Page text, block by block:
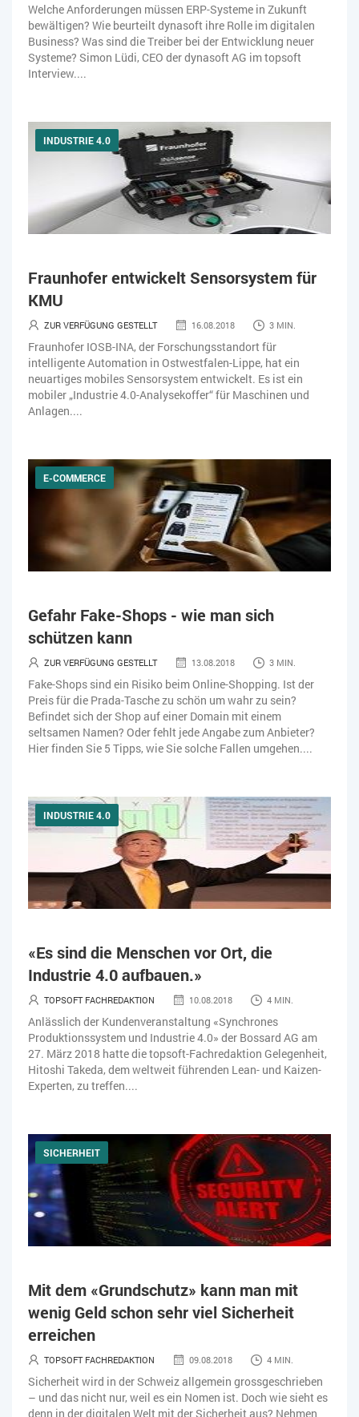
Welche Anforderungen müssen ERP-Systeme in Zukunft
bewältigen? Wie beurteilt dynasoft ihre Rolle im digitalen
Business? Was sind die Treiber bei der Entwicklung neuer
Systeme? Simon Lüdi, CEO der dynasoft AG im topsoft
Interview....
INDUSTRIE 4.0
Fraunhofer entwickelt Sensorsystem für
KMU
ZUR VERFÜGUNG GESTELLT 16.08.2018 3 MIN.
Fraunhofer IOSB-INA, der Forschungsstandort für
intelligente Automation in Ostwestfalen-Lippe, hat ein
neuartiges mobiles Sensorsystem entwickelt. Es ist ein
mobiler „Industrie 4.0-Analysekoffer“ für Maschinen und
Anlagen....
E-COMMERCE
Gefahr Fake-Shops - wie man sich
schützen kann
ZUR VERFÜGUNG GESTELLT 13.08.2018 3 MIN.
Fake-Shops sind ein Risiko beim Online-Shopping. Ist der
Preis für die Prada-Tasche zu schön um wahr zu sein?
Befindet sich der Shop auf einer Domain mit einem
seltsamen Namen? Oder fehlt jede Angabe zum Anbieter?
Hier finden Sie 5 Tipps, wie Sie solche Fallen umgehen....
INDUSTRIE 4.0
«Es sind die Menschen vor Ort, die
Industrie 4.0 aufbauen.»
TOPSOFT FACHREDAKTION 10.08.2018 4 MIN.
Anlässlich der Kundenveranstaltung «Synchrones
Produktionssystem und Industrie 4.0» der Bossard AG am
27. März 2018 hatte die topsoft-Fachredaktion Gelegenheit,
Hitoshi Takeda, dem weltweit führenden Lean- und Kaizen-
Experten, zu treffen....
SICHERHEIT
Mit dem «Grundschutz» kann man mit
wenig Geld schon sehr viel Sicherheit
erreichen
TOPSOFT FACHREDAKTION 09.08.2018 4 MIN.
Sicherheit wird in der Schweiz allgemein grossgeschrieben
– und das nicht nur, weil es ein Nomen ist. Doch wie sieht es
denn in der digitalen Welt mit der Sicherheit aus? Nehmen